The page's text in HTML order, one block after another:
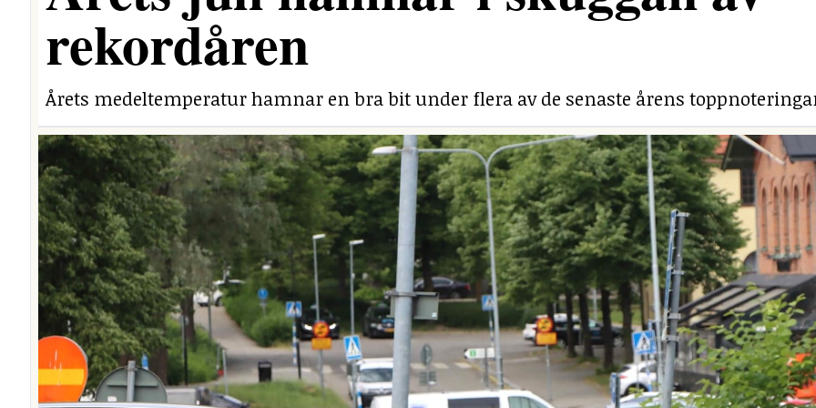
rekordåren
Årets medeltemperatur hamnar en bra bit under flera av de senaste årens